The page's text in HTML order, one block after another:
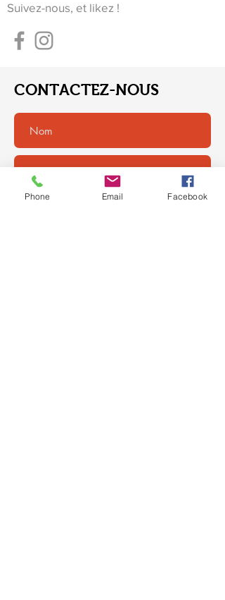
Suivez-nous, et likez !
CONTACTEZ-NOUS
Phone Email Facebook